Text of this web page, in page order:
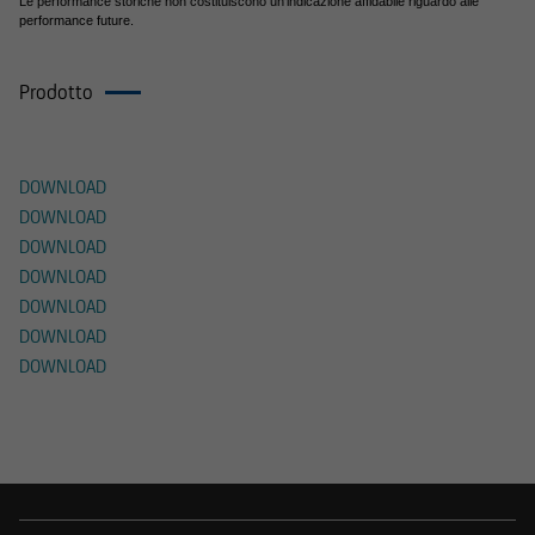
performance future.
Prodotto
DOWNLOAD
DOWNLOAD
DOWNLOAD
DOWNLOAD
DOWNLOAD
DOWNLOAD
DOWNLOAD
servizi finanziari contenute nel presente sito
In alcune giurisdizioni straniere, la distribuzione
legali. Le seguenti informazioni non sono
pertanto destinate a persone fisiche o giuridiche
la cui residenza o sede principale di attività
ricada sotto una giurisdizione straniera che
prevede restrizioni alla distribuzione di questo
tipo di informazioni.
non costituiscono pertanto un'offerta di vendita